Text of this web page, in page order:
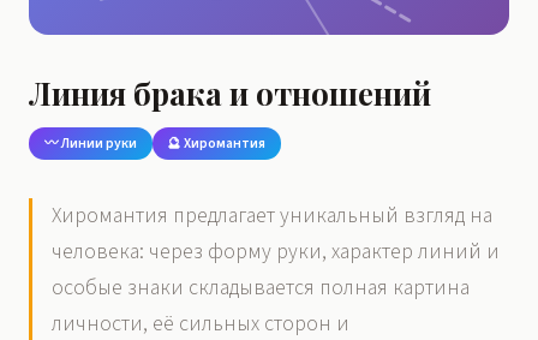
Линия брака и отношений
〰️ Линии руки 🔮 Хиромантия
Хиромантия предлагает уникальный взгляд на
человека: через форму руки, характер линий и
особые знаки складывается полная картина
личности, её сильных сторон и